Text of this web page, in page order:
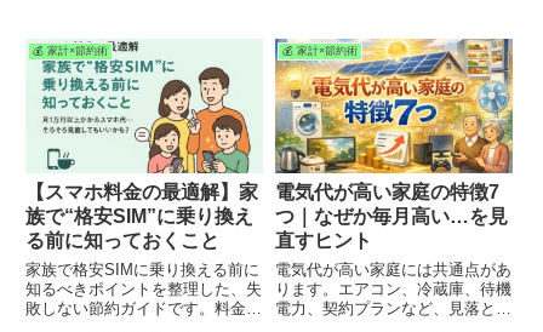
💰 家計×節約術
【スマホ料金の最適解】家
族で“格安SIM”に乗り換え
る前に知っておくこと
家族で格安SIMに乗り換える前に
知るべきポイントを整理した、失
敗しない節約ガイドです。料金の
💰 家計×節約術
電気代が高い家庭の特徴7
つ｜なぜか毎月高い…を見
直すヒント
電気代が高い家庭には共通点があ
ります。エアコン、冷蔵庫、待機
電力、契約プランなど、見落とし